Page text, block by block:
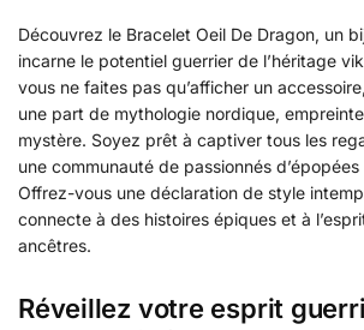
Découvrez le Bracelet Oeil De Dragon, un
incarne le potentiel guerrier de l’héritage
vous ne faites pas qu’afficher un
une part de mythologie nordique,
mystère. Soyez prêt à captiver tous les
une communauté de passionnés
Offrez-vous une déclaration de style
connecte à des histoires épiques et à
ancêtres.
Réveillez votre esprit